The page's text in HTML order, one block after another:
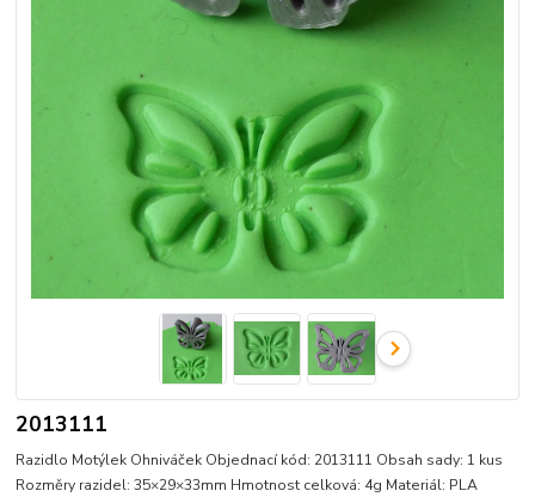
2013111
Razidlo Motýlek Ohniváček Objednací kód: 2013111 Obsah sady: 1 kus
Rozměry razidel: 35×29×33mm Hmotnost celková: 4g Materiál: PLA